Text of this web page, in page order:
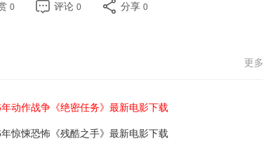
0 评论 0 分享 0
更多
动作战争《绝密任务》最新电影下载
年惊悚恐怖《残酷之手》最新电影下载